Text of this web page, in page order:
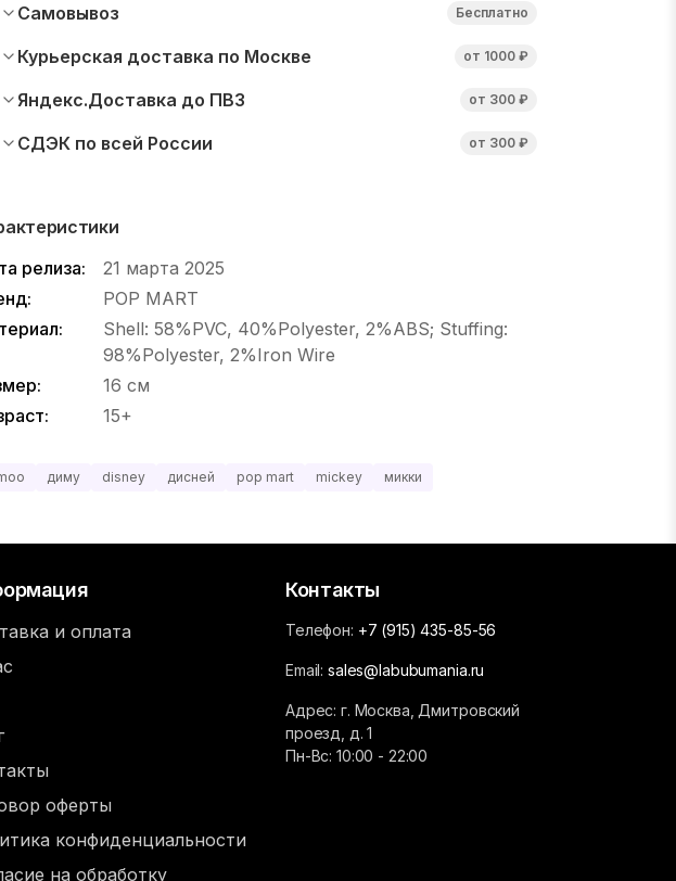
Самовывоз Бесплатно
Курьерская доставка по Москве от 1000 ₽
Яндекс.Доставка до ПВЗ от 300 ₽
СДЭК по всей России от 300 ₽
релиза:
21 марта 2025
POP MART
Shell: 58%PVC, 40%Polyester, 2%ABS; Stuffing:
98%Polyester, 2%Iron Wire
16 см
15+
диму disney дисней pop mart mickey микки
и оплата
оферты
конфиденциальности
на обработку
Контакты
Телефон: +7 (915) 435-85-56
Email:sales@labubumania.ru
Адрес: г. Москва, Дмитровский
проезд, д. 1
Пн-Вс: 10:00 - 22:00